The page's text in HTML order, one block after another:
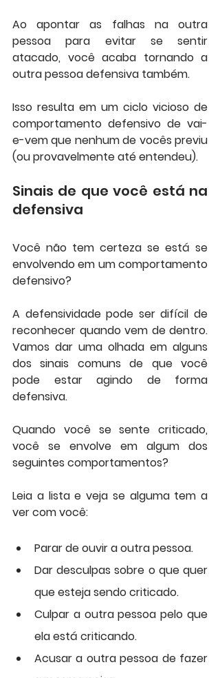
Ao apontar as falhas na outra
pessoa para evitar se sentir
atacado, você acaba tornando a
outra pessoa defensiva também.
Isso resulta em um ciclo vicioso de
comportamento defensivo de vai-
e-vem que nenhum de vocês previu
(ou provavelmente até entendeu).
Sinais de que você está na
defensiva
Você não tem certeza se está se
envolvendo em um comportamento
defensivo?
A defensividade pode ser difícil de
reconhecer quando vem de dentro.
Vamos dar uma olhada em alguns
dos sinais comuns de que você
pode estar agindo de forma
defensiva.
Quando você se sente criticado,
você se envolve em algum dos
seguintes comportamentos?
Leia a lista e veja se alguma tem a
ver com você:
Parar de ouvir a outra pessoa.
Dar desculpas sobre o que quer
que esteja sendo criticado.
Culpar a outra pessoa pelo que
ela está criticando.
Acusar a outra pessoa de fazer